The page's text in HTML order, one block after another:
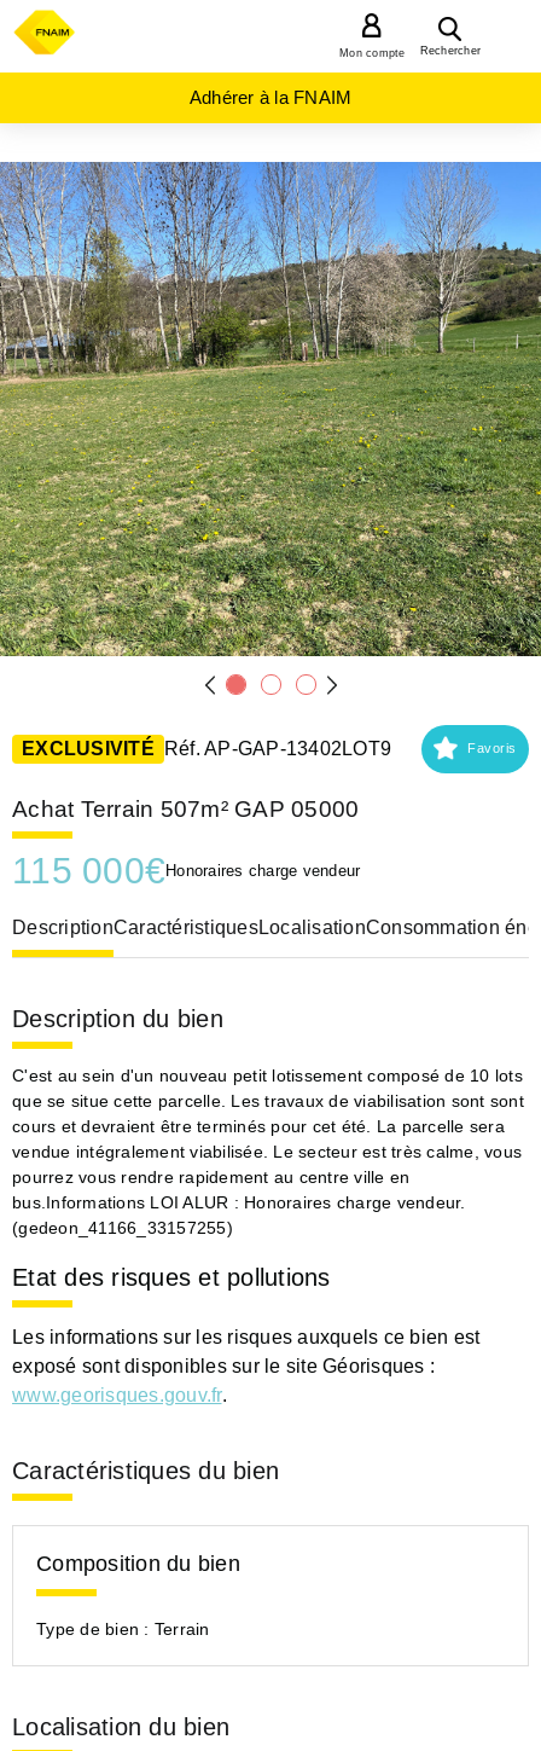
Rechercher
Mon compte
Adhérer à la FNAIM
ACHAT
TERRAIN
PROVENCE-
ALPES-
COTE-D-
AZUR
HAUTES-
ALPES
(05)
GAP
(05000)
EXCLUSIVITÉ Réf. AP-GAP-13402LOT9 Favoris
Achat Terrain 507m² GAP 05000
115 000€ Honoraires charge vendeur
DescriptionCaractéristiquesLocalisationConsommation
Description du bien
C'est au sein d'un nouveau petit lotissement composé de 10 lots
que se situe cette parcelle. Les travaux de viabilisation sont sont
cours et devraient être terminés pour cet été. La parcelle sera
vendue intégralement viabilisée. Le secteur est très calme, vous
pourrez vous rendre rapidement au centre ville en
bus.Informations LOI ALUR : Honoraires charge vendeur.
(gedeon_41166_33157255)
Etat des risques et pollutions
Les informations sur les risques auxquels ce bien est
exposé sont disponibles sur le site Géorisques :
www.georisques.gouv.fr.
Caractéristiques du bien
Composition du bien
Type de bien : Terrain
Localisation du bien